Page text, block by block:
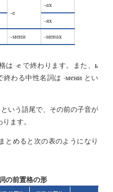
-е
-ах
-ях
-мени -менах
は -еで終わります。また、ь
終わる中性名詞は-мени とい
という語尾で、その前の子音が
ます。
とめると次の表のようになり
の前置格の形